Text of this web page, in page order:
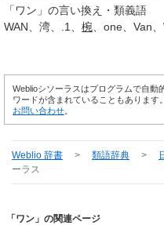
「 ワン 」の言い換え・類義語
WAN
湾 .1 椀 one Van
Weblioシソーラスはプログラムで自動
ワードが含まれていることもあります
お問い合わせ
Weblio 辞書 > 類語辞典 >
ーラス
「ワン」の関連ページ